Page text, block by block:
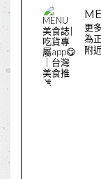
更
為
附